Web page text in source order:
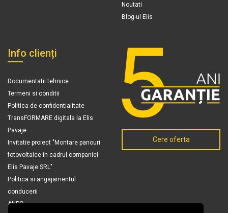
Noutati
Blog-ul Elis
Info clienți
Documentatii tehnice
Termeni si conditii
Politica de confidentialitate
TransFORMARE digitala la Elis
Pavaje
Invitatie proiect "Montare panouri
fotovoltaice in cadrul companiei
Elis Pavaje SRL"
Politica si angajamentul
conducerii
ANPC
Cere oferta